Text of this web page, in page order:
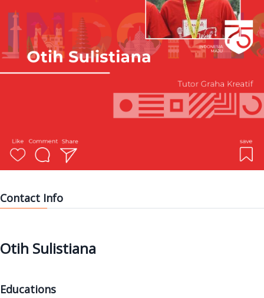
Contact Info
Otih Sulistiana
Educations